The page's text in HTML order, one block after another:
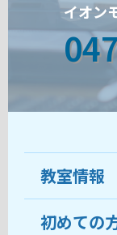
イオン
教室情報
教室に
初めての